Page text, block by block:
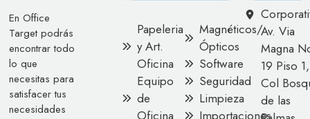
En Office
Target podrás
encontrar todo
lo que
necesitas para
satisfacer tus
necesidades
Papeleria
y Art.
Oficina
Equipo
de
Oficina
Magnéticos/
Ópticos
Software
Seguridad
Limpieza
Importaciones
Av. Via
Magna
19 Piso 1,
Col
de las